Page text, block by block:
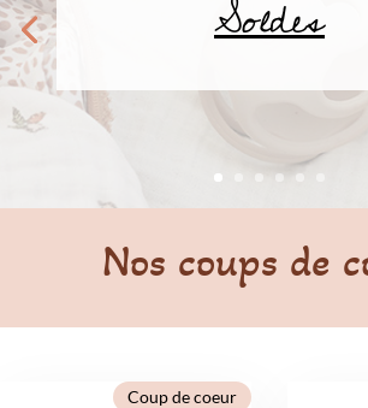
La décoration
Nos coups de
Coup de coeur